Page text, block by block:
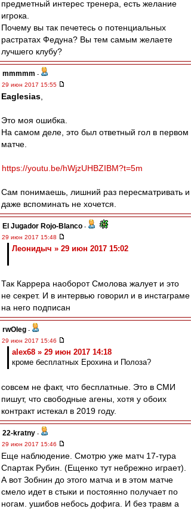
предметный интерес тренера, есть желание
игрока.
Почему вы так печетесь о потенциальных
растратах Федуна? Вы тем самым желаете
лучшего клубу?
mmmmm -
29 июн 2017 15:55
Eaglesias
Это моя ошибка.
На самом деле, это был ответный гол в первом
матче.
https://youtu.be/hWjzUHBZIBM?t=5m
Сам понимаешь, лишний раз пересматривать и
даже вспоминать не хочется.
El Jugador Rojo-Blanco -
29 июн 2017 15:48
Леонидыч » 29 июн 2017 15:02
Так Каррера наоборот Смолова жалует и это
не секрет. И в интервью говорил и в инстаграме
на него подписан
rwOleg -
29 июн 2017 15:46
alex68 » 29 июн 2017 14:18
кроме бесплатных Ерохина и Полоза?
совсем не факт, что бесплатные. Это в СМИ
пишут, что свободные агены, хотя у обоих
контракт истекал в 2019 году.
22-kratny -
29 июн 2017 15:46
Еще наблюдение. Смотрю уже матч 17-тура
Спартак Рубин. (Ещенко тут небрежно играет).
А вот Зобнин до этого матча и в этом матче
смело идет в стыки и постоянно получает по
ногам. ушибов небось дофига. И без травм а